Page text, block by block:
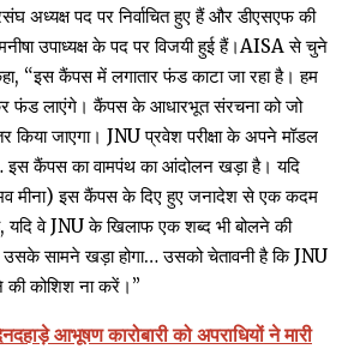
अध्यक्ष पद पर निर्वाचित हुए हैं और डीएसएफ की
मनीषा उपाध्यक्ष के पद पर विजयी हुई हैं।AISA से चुने
“इस कैंपस में लगातार फंड काटा जा रहा है। हम
फंड लाएंगे। कैंपस के आधारभूत संरचना को जो
किया जाएगा। JNU प्रवेश परीक्षा के अपने मॉडल
इस कैंपस का वामपंथ का आंदोलन खड़ा है। यदि
मीना) इस कैंपस के दिए हुए जनादेश से एक कदम
यदि वे JNU के खिलाफ एक शब्द भी बोलने की
उसके सामने खड़ा होगा… उसको चेतावनी है कि JNU
कोशिश ना करें।”
आभूषण कारोबारी को अपराधियों ने मारी